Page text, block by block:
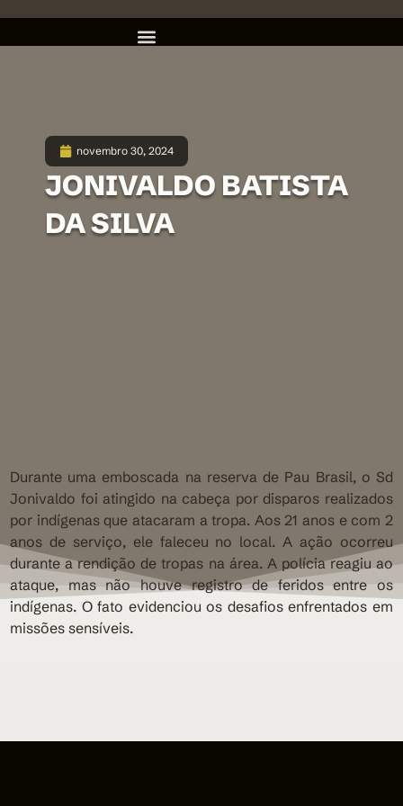
novembro 30, 2024
JONIVALDO BATISTA
DA SILVA
Durante uma emboscada na reserva de Pau Brasil, o Sd
Jonivaldo foi atingido na cabeça por disparos realizados
por indígenas que atacaram a tropa. Aos 21 anos e com 2
anos de serviço, ele faleceu no local. A ação ocorreu
durante a rendição de tropas na área. A polícia reagiu ao
ataque, mas não houve registro de feridos entre os
indígenas. O fato evidenciou os desafios enfrentados em
missões sensíveis.